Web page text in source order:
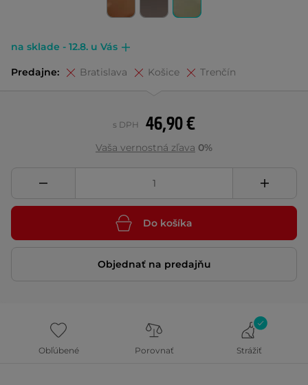
na sklade - 12.8. u Vás
Predajne: Bratislava Košice Trenčín
46,90 €
s DPH
Vaša vernostná zľava 0%
Do košíka
Objednať na predajňu
Obľúbené Porovnať Strážiť